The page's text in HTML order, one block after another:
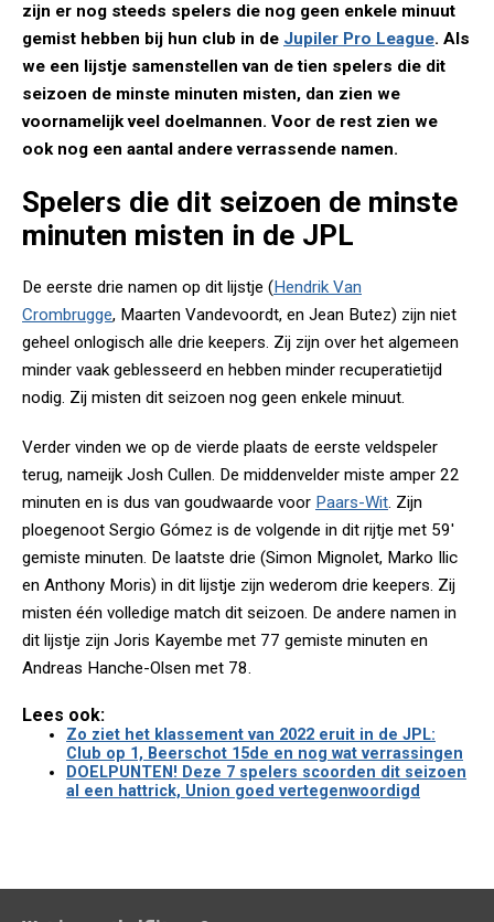
zijn er nog steeds spelers die nog geen enkele minuut
gemist hebben bij hun club in de Jupiler Pro League. Als
we een lijstje samenstellen van de tien spelers die dit
seizoen de minste minuten misten, dan zien we
voornamelijk veel doelmannen. Voor de rest zien we
ook nog een aantal andere verrassende namen.
Spelers die dit seizoen de minste
minuten misten in de JPL
De eerste drie namen op dit lijstje (Hendrik Van
Crombrugge, Maarten Vandevoordt, en Jean Butez) zijn niet
geheel onlogisch alle drie keepers. Zij zijn over het algemeen
minder vaak geblesseerd en hebben minder recuperatietijd
nodig. Zij misten dit seizoen nog geen enkele minuut.
Verder vinden we op de vierde plaats de eerste veldspeler
terug, nameijk Josh Cullen. De middenvelder miste amper 22
minuten en is dus van goudwaarde voor Paars-Wit. Zijn
ploegenoot Sergio Gómez is de volgende in dit rijtje met 59'
gemiste minuten. De laatste drie (Simon Mignolet, Marko Ilic
en Anthony Moris) in dit lijstje zijn wederom drie keepers. Zij
misten één volledige match dit seizoen. De andere namen in
dit lijstje zijn Joris Kayembe met 77 gemiste minuten en
Andreas Hanche-Olsen met 78.
Lees ook:
Zo ziet het klassement van 2022 eruit in de JPL:
Club op 1, Beerschot 15de en nog wat verrassingen
DOELPUNTEN! Deze 7 spelers scoorden dit seizoen
al een hattrick, Union goed vertegenwoordigd